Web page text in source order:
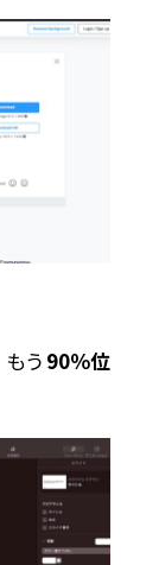
う 90％位